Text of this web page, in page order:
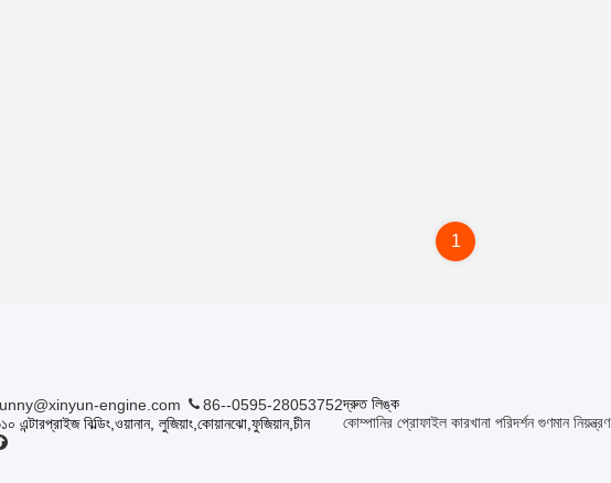
1
engine.com
86--0595-28053752
এন্টারপ্রাইজ বিল্ডিং,ওয়ানান, লুজিয়াং,কোয়ানঝো,ফুজিয়ান,চীন
দ্রুত লিঙ্ক
কোম্পানির প্রোফাইল কারখানা পরিদর্শন গুণমান নিয়ন্ত্রণ